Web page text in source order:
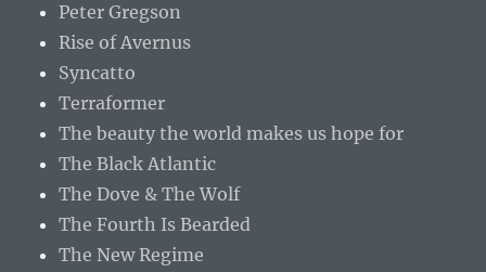
Peter Gregson
Rise of Avernus
Syncatto
Terraformer
The beauty the world makes us hope for
The Black Atlantic
The Dove & The Wolf
The Fourth Is Bearded
The New Regime